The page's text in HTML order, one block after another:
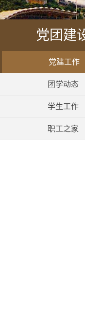
党团建
党建工作
团学动态
学生工作
职工之家